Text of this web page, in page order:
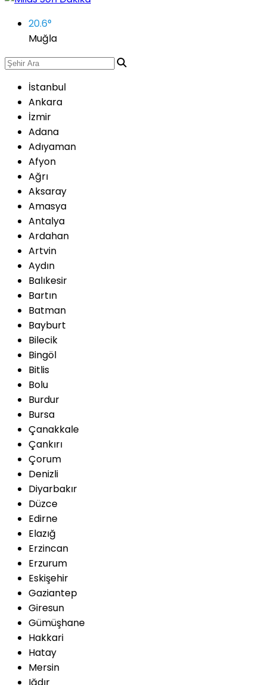
20.6°
Muğla
İstanbul
Ankara
İzmir
Adana
Adıyaman
Afyon
Ağrı
Aksaray
Amasya
Antalya
Ardahan
Artvin
Aydın
Balıkesir
Bartın
Batman
Bayburt
Bilecik
Bingöl
Bitlis
Bolu
Burdur
Bursa
Çanakkale
Çankırı
Çorum
Denizli
Diyarbakır
Düzce
Edirne
Elazığ
Erzincan
Erzurum
Eskişehir
Gaziantep
Giresun
Gümüşhane
Hakkari
Hatay
Mersin